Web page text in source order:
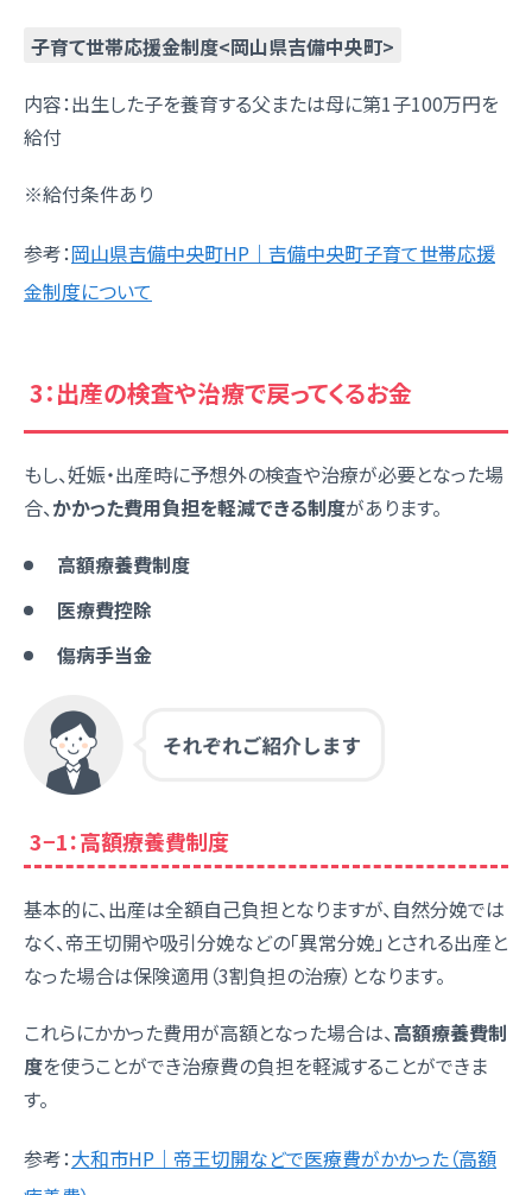
子育て世帯応援金制度<岡山県吉備中央町>
内容：出生した子を養育する父または母に第1子100万円を
給付
※給付条件あり
参考：岡山県吉備中央町HP｜吉備中央町子育て世帯応援
金制度について
3：出産の検査や治療で戻ってくるお金
もし、妊娠・出産時に予想外の検査や治療が必要となった場
合、かかった費用負担を軽減できる制度があります。
高額療養費制度
医療費控除
傷病手当金
3−1：高額療養費制度
基本的に、出産は全額自己負担となりますが、自然分娩では
なく、帝王切開や吸引分娩などの「異常分娩」とされる出産と
なった場合は保険適用（3割負担の治療）となります。
これらにかかった費用が高額となった場合は、高額療養費制
度を使うことができ治療費の負担を軽減することができま
す。
参考：大和市HP｜帝王切開などで医療費がかかった（高額